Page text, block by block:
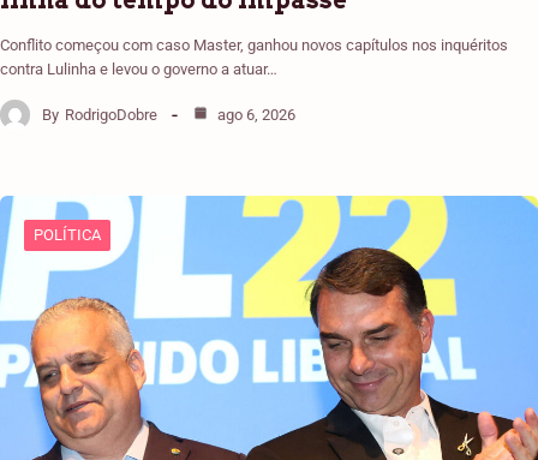
Conflito começou com caso Master, ganhou novos capítulos nos inquéritos
contra Lulinha e levou o governo a atuar…
By RodrigoDobre ago 6, 2026
POLÍTICA